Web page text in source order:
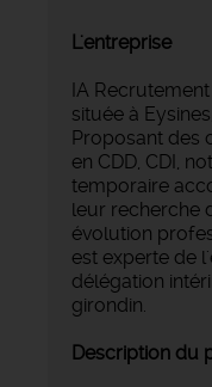
L'entreprise
IA
située à
Proposant des
en CDD, CDI,
temporaire
leur recherche
évolution
est experte de
délégation
girondin.
Description du